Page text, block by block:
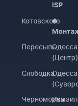
Котовского
Пересыпь
Слободка
Черноморка
ISP
◈
Одесса
(Центр)
Одесса
Измаил